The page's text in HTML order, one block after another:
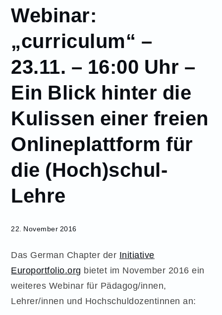
22
Webinar:
„curriculum“ –
23.11. – 16:00
Uhr – Ein Blick
hinter die
Kulissen einer
freien
für die
Lehre
Webinar:
„curriculum“ –
23.11. – 16:00 Uhr –
Ein Blick hinter die
Kulissen einer freien
Onlineplattform für
die (Hoch)schul-
Lehre
22. November 2016
Das German Chapter der Initiative
Europortfolio.org bietet im November 2016 ein
weiteres Webinar für Pädagog/innen,
Lehrer/innen und Hochschuldozentinnen an: